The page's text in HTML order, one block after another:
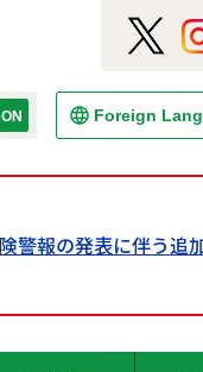
Foreign
警報の発表に伴う追